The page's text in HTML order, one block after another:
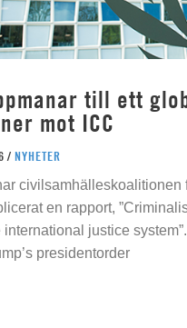
till ett
mot ICC
/ NYHETER
en rapport,
justice
presidentorder